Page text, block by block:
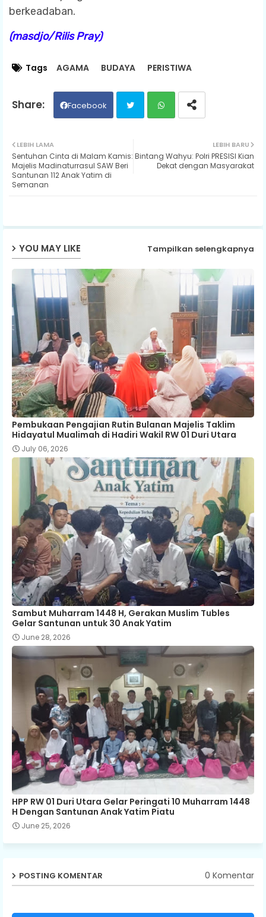
berkeadaban.
(masdjo/Rilis Pray)
Tags AGAMA BUDAYA PERISTIWA
Facebook
ter ats
LEBIH BARU
Bintang Wahyu: Polri PRESISI Kian
Dekat dengan Masyarakat
LEBIH LAMA
Sentuhan Cinta di Malam Kamis:
Majelis Madinaturrasul SAW Beri
Santunan 112 Anak Yatim di
Semanan
YOU MAY LIKE Tampilkan selengkapnya
Pembukaan Pengajian Rutin Bulanan Majelis Taklim
Hidayatul Mualimah di Hadiri Wakil RW 01 Duri Utara
July 06, 2026
Sambut Muharram 1448 H, Gerakan Muslim Tubles
Gelar Santunan untuk 30 Anak Yatim
June 28, 2026
HPP RW 01 Duri Utara Gelar Peringati 10 Muharram 1448
H Dengan Santunan Anak Yatim Piatu
June 25, 2026
POSTING KOMENTAR 0 Komentar